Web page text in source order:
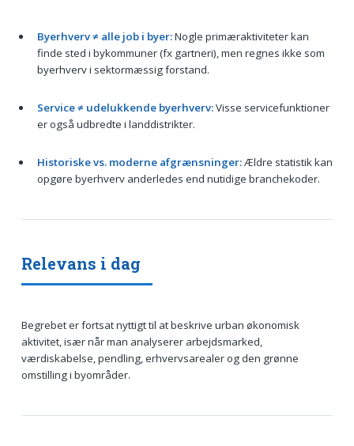
Byerhverv ≠ alle job i byer:Nogle primæraktiviteter kan
finde sted i bykommuner (fx gartneri), men regnes ikke som
byerhverv i sektormæssig forstand.
Service ≠ udelukkende byerhverv:Visse servicefunktioner
er også udbredte i landdistrikter.
Historiske vs. moderne afgrænsninger:Ældre statistik kan
opgøre byerhverv anderledes end nutidige branchekoder.
Relevans i dag
Begrebet er fortsat nyttigt til at beskrive urban økonomisk
aktivitet, især når man analyserer arbejdsmarked,
værdiskabelse, pendling, erhvervsarealer og den grønne
omstilling i byområder.